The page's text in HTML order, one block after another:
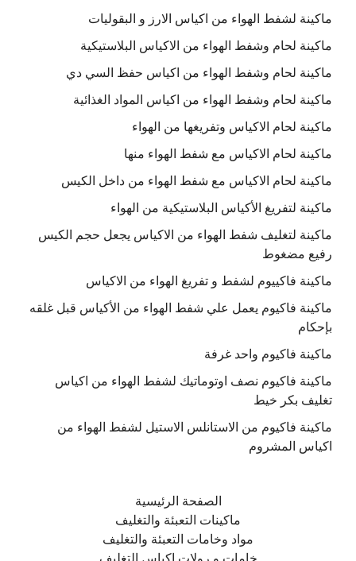
ماكينة لشفط الهواء من اكياس الارز و البقوليات
ماكينة لحام وشفط الهواء من الاكياس البلاستيكية
ماكينة لحام وشفط الهواء من اكياس حفظ السي دي
ماكينة لحام وشفط الهواء من اكياس المواد الغذائية
ماكينة لحام الاكياس وتفريغها من الهواء
ماكينة لحام الاكياس مع شفط الهواء منها
ماكينة لحام الاكياس مع شفط الهواء من داخل الكيس
ماكينة لتفريغ الأكياس البلاستيكية من الهواء
ماكينة لتغليف شفط الهواء من الاكياس يجعل حجم الكيس
رفيع مضغوط
ماكينة فاكييوم لشفط و تفريغ الهواء من الاكياس
ماكينة فاكيوم يعمل علي شفط الهواء من الأكياس قبل غلقه
بإحكام
ماكينة فاكيوم واحد غرفة
ماكينة فاكيوم نصف اوتوماتيك لشفط الهواء من اكياس
تغليف بكر خيط
ماكينة فاكيوم من الاستانلس الاستيل لشفط الهواء من
اكياس المشروم
الصفحة الرئيسية
ماكينات التعبئة والتغليف
مواد وخامات التعبئة والتغليف
خامات و رولات اكياس التغليف